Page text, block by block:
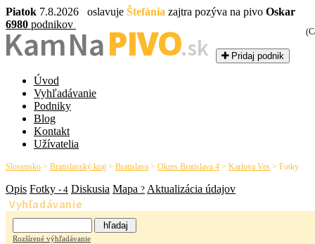
Piatok 7.8.2026 oslavuje Štefánia zajtra pozýva na pivo Oskar
6980 podnikov
Kam NaPIVO.sk Pridaj podnik
Úvod
Vyhľadávanie
Podniky
Blog
Kontakt
Užívatelia
Slovensko > Bratislavský kraj > Bratislava > Okres Bratislava 4 > Karlova Ves > Fotky
Opis Fotky - 4 Diskusia Mapa ? Aktualizácia údajov
Vyhľadávanie
Rozšírené výhľadávanie